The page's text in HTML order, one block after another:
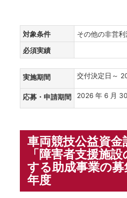
対象条件 その他の非営
必須実績
実施期間 交付決定日～
応募・申請期間 2026 年 6 月
車両競技公益資金
「障害者支援施
する助成事業の
年度